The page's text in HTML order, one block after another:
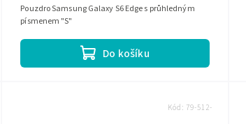
Do košíku
Pouzdro Samsung Galaxy S6 Edge s průhledným
písmenem "S"
Kód: 79-512-